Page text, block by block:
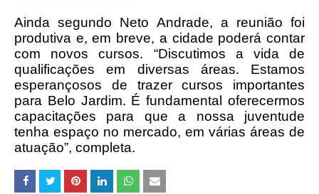
Ainda segundo Neto Andrade, a reunião foi
produtiva e, em breve, a cidade poderá contar
com novos cursos. “Discutimos a vida de
qualificações em diversas áreas. Estamos
esperançosos de trazer cursos importantes
para Belo Jardim. É fundamental oferecermos
capacitações para que a nossa juventude
tenha espaço no mercado, em várias áreas de
atuação”, completa.